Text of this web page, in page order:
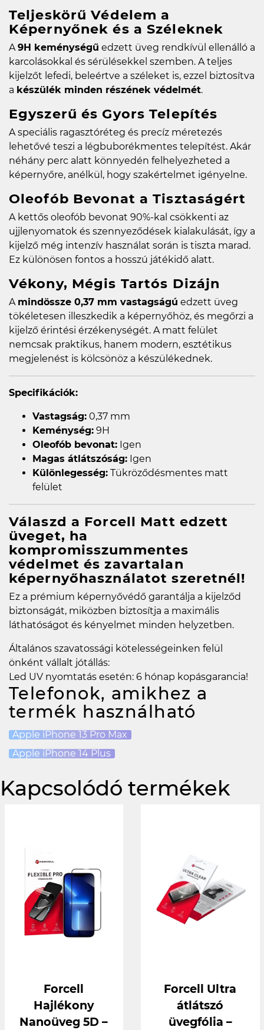
Teljeskörű Védelem a
Képernyőnek és a Széleknek
A 9H keménységű edzett üveg rendkívül ellenálló a
karcolásokkal és sérülésekkel szemben. A teljes
kijelzőt lefedi, beleértve a széleket is, ezzel biztosítva
a készülék minden részének védelmét.
Egyszerű és Gyors Telepítés
A speciális ragasztóréteg és precíz méretezés
lehetővé teszi a légbuborékmentes telepítést. Akár
néhány perc alatt könnyedén felhelyezheted a
képernyőre, anélkül, hogy szakértelmet igényelne.
Oleofób Bevonat a Tisztaságért
A kettős oleofób bevonat 90%-kal csökkenti az
ujjlenyomatok és szennyeződések kialakulását, így a
kijelző még intenzív használat során is tiszta marad.
Ez különösen fontos a hosszú játékidő alatt.
Vékony, Mégis Tartós Dizájn
A mindössze 0,37 mm vastagságú edzett üveg
tökéletesen illeszkedik a képernyőhöz, és megőrzi a
kijelző érintési érzékenységét. A matt felület
nemcsak praktikus, hanem modern, esztétikus
megjelenést is kölcsönöz a készülékednek.
Specifikációk:
Vastagság: 0,37 mm
Keménység: 9H
Oleofób bevonat: Igen
Magas átlátszóság: Igen
Különlegesség: Tükröződésmentes matt
felület
Válaszd a Forcell Matt edzett
üveget, ha
kompromisszummentes
védelmet és zavartalan
képernyőhasználatot szeretnél!
Ez a prémium képernyővédő garantálja a kijelződ
biztonságát, miközben biztosítja a maximális
láthatóságot és kényelmet minden helyzetben.
Általános szavatossági kötelességeinken felül
önként vállalt jótállás:
Led UV nyomtatás esetén: 6 hónap kopásgarancia!
Telefonok, amikhez a
termék használható
Apple iPhone 13 Pro Max
Apple iPhone 14 Plus
Kapcsolódó termékek
Forcell
Hajlékony
Nanoüveg 5D –
Forcell Ultra
átlátszó
üvegfólia –